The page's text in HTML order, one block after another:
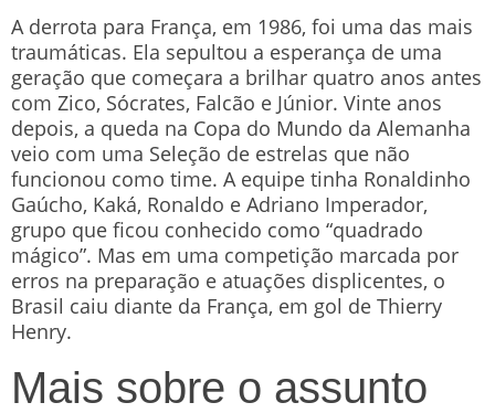
A derrota para França, em 1986, foi uma das mais
traumáticas. Ela sepultou a esperança de uma
geração que começara a brilhar quatro anos antes
com Zico, Sócrates, Falcão e Júnior. Vinte anos
depois, a queda na Copa do Mundo da Alemanha
veio com uma Seleção de estrelas que não
funcionou como time. A equipe tinha Ronaldinho
Gaúcho, Kaká, Ronaldo e Adriano Imperador,
grupo que ficou conhecido como “quadrado
mágico”. Mas em uma competição marcada por
erros na preparação e atuações displicentes, o
Brasil caiu diante da França, em gol de Thierry
Henry.
Mais sobre o assunto